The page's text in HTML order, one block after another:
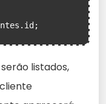
serão listados,